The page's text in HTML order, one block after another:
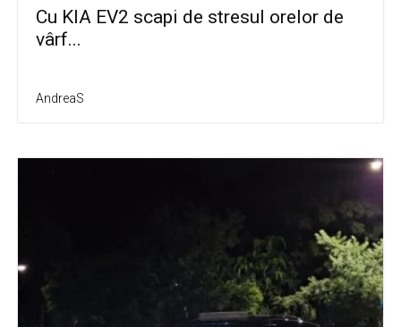
Cu KIA EV2 scapi de stresul orelor de
vârf...
AndreaS